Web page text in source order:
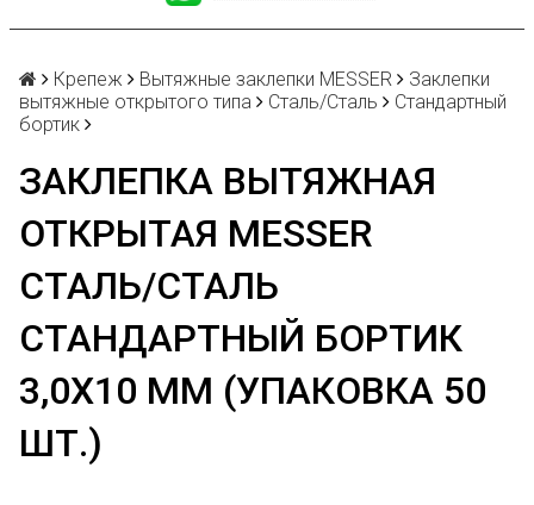
Крепеж Вытяжные заклепки MESSER
Заклепки
вытяжные открытого типа
Сталь/Сталь
Стандартный
бортик
ЗАКЛЕПКА ВЫТЯЖНАЯ
ОТКРЫТАЯ MESSER
СТАЛЬ/СТАЛЬ
СТАНДАРТНЫЙ БОРТИК
3,0Х10 ММ (УПАКОВКА 50
ШТ.)